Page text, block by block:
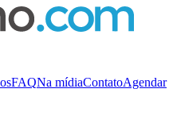
FAQNa mídiaContatoAgendar